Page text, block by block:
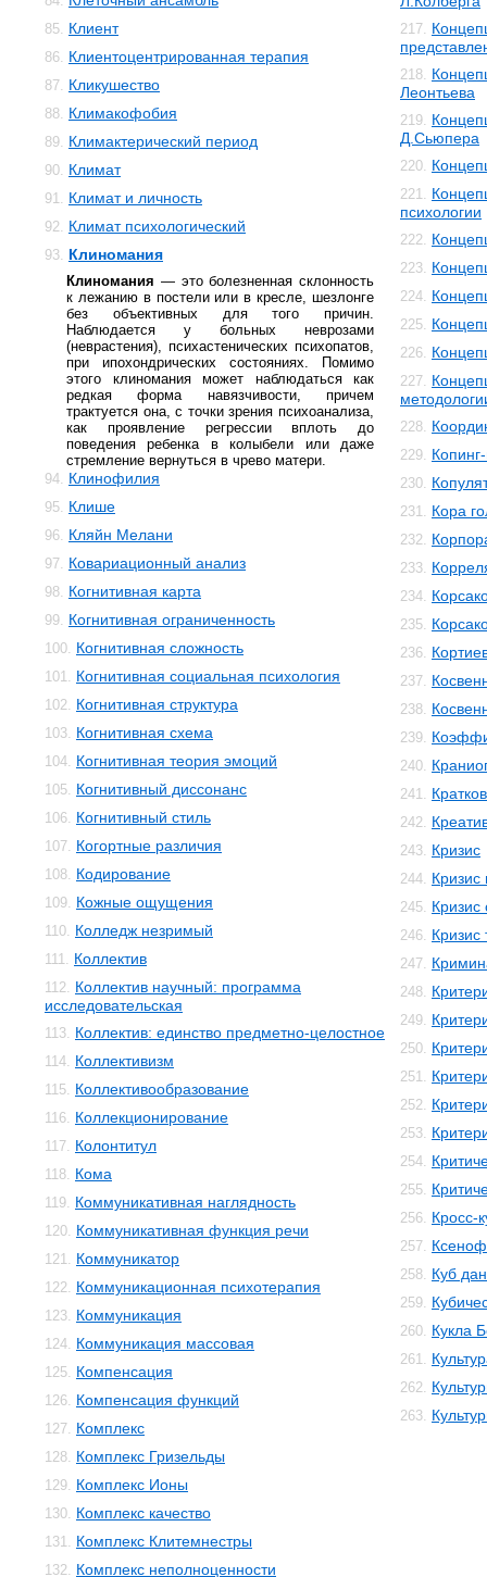
85. Клиент
86. Клиентоцентрированная терапия
87. Кликушество
88. Климакофобия
89. Климактерический период
90. Климат
91. Климат и личность
92. Климат психологический
93. Клиномания
Клиномания — это болезненная склонность
к лежанию в постели или в кресле, шезлонге
без объективных для того причин.
Наблюдается у больных неврозами
(неврастения), психастенических психопатов,
при ипохондрических состояниях. Помимо
этого клиномания может наблюдаться как
редкая форма навязчивости, причем
трактуется она, с точки зрения психоанализа,
как проявление регрессии вплоть до
поведения ребенка в колыбели или даже
стремление вернуться в чрево матери.
94. Клинофилия
95. Клише
96. Кляйн Мелани
97. Ковариационный анализ
98. Когнитивная карта
99. Когнитивная ограниченность
100. Когнитивная сложность
101. Когнитивная социальная психология
102. Когнитивная структура
103. Когнитивная схема
104. Когнитивная теория эмоций
105. Когнитивный диссонанс
106. Когнитивный стиль
107. Когортные различия
108. Кодирование
109. Кожные ощущения
110. Колледж незримый
111. Коллектив
112. Коллектив научный: программа
исследовательская
113. Коллектив: единство предметно-целостное
114. Коллективизм
115. Коллективообразование
116. Коллекционирование
117. Колонтитул
118. Кома
119. Коммуникативная наглядность
120. Коммуникативная функция речи
121. Коммуникатор
122. Коммуникационная психотерапия
123. Коммуникация
124. Коммуникация массовая
125. Компенсация
126. Компенсация функций
127. Комплекс
128. Комплекс Гризельды
129. Комплекс Ионы
130. Комплекс качество
131. Комплекс Клитемнестры
132. Комплекс неполноценности
217.
218.
Леонтьева
219.
Д.Сьюпера
220.
221.
психологии
222.
223.
224.
225.
226.
227.
228.
229.
230.
231. Кора
232.
233.
234.
235.
236.
237.
238.
239.
240.
241.
242.
243. Кризис
244. Кризис
245. Кризис
246. Кризис
247.
248.
249.
250.
251.
252.
253.
254.
255.
256. Кросс-
257.
258. Куб
259.
260. Кукла
261.
262.
263.